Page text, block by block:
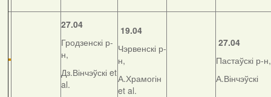
27.04
Гродзенскі р-
н,
Дз.Вінчэўскі et
al.
19.04
Чэрвенскі р-
н,
А.Храмогін
et al.
27.04
Пастаўскі р-н,
А.Вінчэўскі